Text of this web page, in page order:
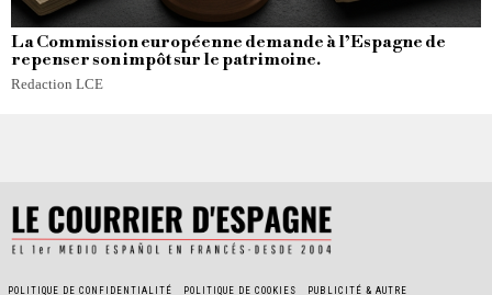
La Commission européenne demande à l’Espagne de
repenser son impôt sur le patrimoine.
Redaction LCE
POLITIQUE DE CONFIDENTIALITÉ POLITIQUE DE COOKIES PUBLICITÉ & AUTRE